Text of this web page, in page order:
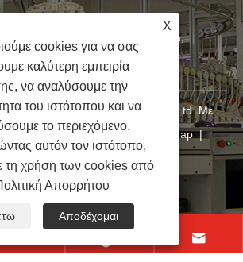
Rd, περιοχή Xiang'an, Fujian,
Xiamen Evaricky Trading Co., Ltd. Με
δικαιώματοςLinks Sitemap|
| Πολιτική Απορρήτου

X
cookies για να σας
καλύτερη εμπειρία
να αναλύσουμε την
του ιστότοπου και να
το περιεχόμενο.
αυτόν τον ιστότοπο,
τη χρήση των cookies από
Απορρήτου
Αποδέχομαι